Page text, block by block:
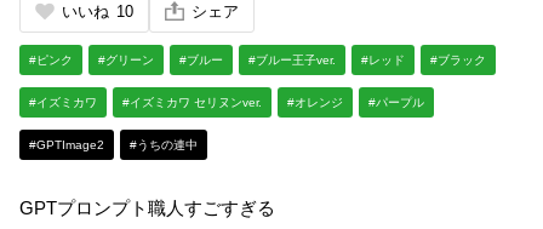
いいね 10 シェア
#ピンク #グリーン #ブルー #ブルー王子ver. #レッド #ブラック
#イズミカワ #イズミカワ セリヌンver. #オレンジ #パープル
#GPTImage2 #うちの連中
GPTプロンプト職人すごすぎる